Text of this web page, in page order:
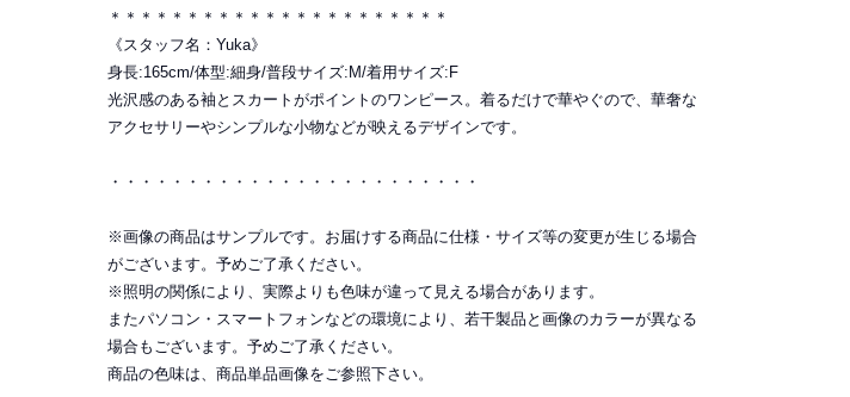
＊＊＊＊＊＊＊＊＊＊＊＊＊＊＊＊＊＊＊＊＊＊
《スタッフ名：Yuka》
身長:165cm/体型:細身/普段サイズ:M/着用サイズ:F
光沢感のある袖とスカートがポイントのワンピース。着るだけで華やぐので、華奢な
アクセサリーやシンプルな小物などが映えるデザインです。
・・・・・・・・・・・・・・・・・・・・・・・・
※画像の商品はサンプルです。お届けする商品に仕様・サイズ等の変更が生じる場合
がございます。予めご了承ください。
※照明の関係により、実際よりも色味が違って見える場合があります。
またパソコン・スマートフォンなどの環境により、若干製品と画像のカラーが異なる
場合もございます。予めご了承ください。
商品の色味は、商品単品画像をご参照下さい。